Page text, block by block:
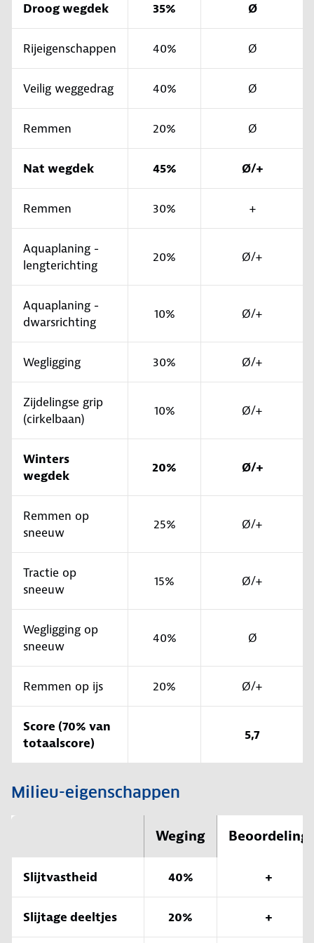
Droog wegdek 35% Ø
Rijeigenschappen 40% Ø
Veilig weggedrag 40% Ø
Remmen 20% Ø
Nat wegdek 45% Ø/+
Remmen 30% +
Aquaplaning -
lengterichting
20% Ø/+
Aquaplaning -
dwarsrichting
10% Ø/+
Wegligging 30% Ø/+
Zijdelingse grip
(cirkelbaan)
10% Ø/+
Winters
wegdek
20% Ø/+
Remmen op
sneeuw
25% Ø/+
Tractie op
sneeuw
15% Ø/+
Wegligging op
sneeuw
40% Ø
Remmen op ijs 20% Ø/+
Score (70% van
totaalscore)
5,7
Milieu-eigenschappen
Weging Beoordeling
Slijtvastheid 40% +
Slijtage deeltjes 20% +